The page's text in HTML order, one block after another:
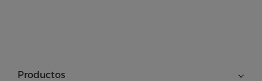
Productos